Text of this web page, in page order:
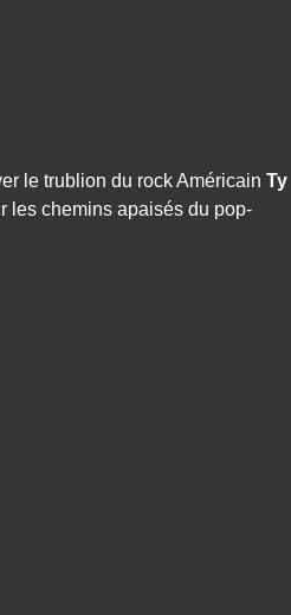
le trublion du rock Américain Ty
les chemins apaisés du pop-